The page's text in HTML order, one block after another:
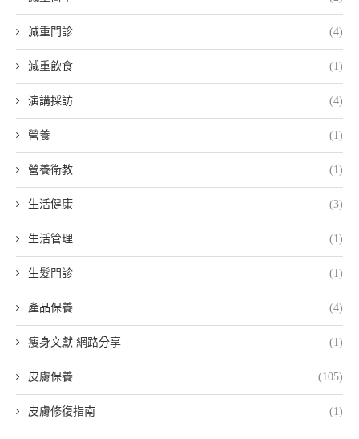
減重門診 (4)
減重飲食 (1)
演講採訪 (4)
營養 (1)
營養衛教 (1)
生活健康 (3)
生活管理 (1)
生髮門診 (1)
產品保養 (4)
瘦身文獻 網路分享 (1)
皮膚保養 (105)
皮膚修復指南 (1)